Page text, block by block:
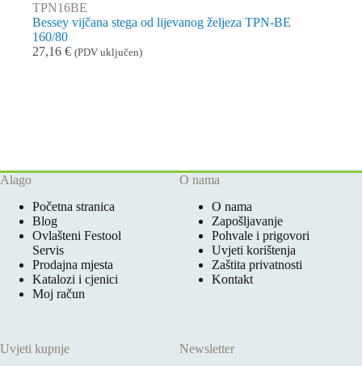
TPN16BE
Bessey vijčana stega od lijevanog željeza TPN-BE
160/80
27,16 € (PDV uključen)
Alago
Početna stranica
Blog
Ovlašteni Festool
Servis
Prodajna mjesta
Katalozi i cjenici
Moj račun
O nama
O nama
Zapošljavanje
Pohvale i prigovori
Uvjeti korištenja
Zaštita privatnosti
Kontakt
Uvjeti kupnje
Newsletter